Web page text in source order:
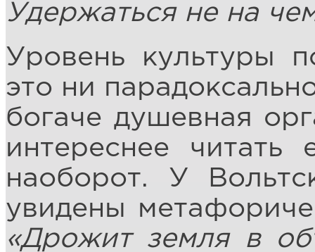
Удержаться не на
Уровень культуры
это ни
богаче душевная
интереснее
наоборот. У
увидены
«Дрожит земля в